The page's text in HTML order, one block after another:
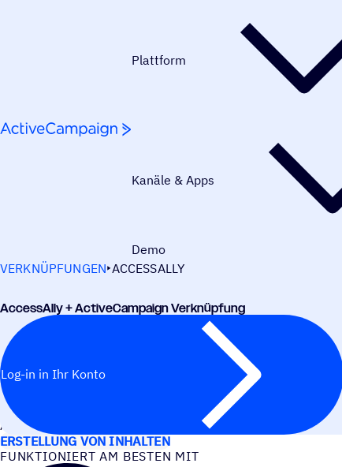
Plattform
Kanäle & Apps
Demo
VERKNÜPFUNGEN ACCESSALLY
Access­Ally + ActiveCampaign Verknüpfung
Log-in in Ihr Konto
ANWEN­DUNGS­FÄLLE
ERSTELLUNG VON INHALTEN
FUNK­TIO­NIERT AM BESTEN MIT